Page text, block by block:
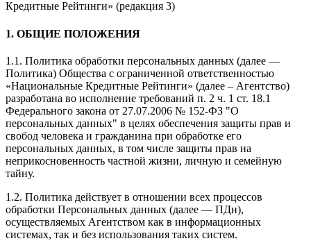
Кредитные Рейтинги» (редакция 3)
1. ОБЩИЕ ПОЛОЖЕНИЯ
1.1. Политика обработки персональных данных (далее —
Политика) Общества с ограниченной ответственностью
«Национальные Кредитные Рейтинги» (далее – Агентство)
разработана во исполнение требований п. 2 ч. 1 ст. 18.1
Федерального закона от 27.07.2006 № 152-ФЗ "О
персональных данных" в целях обеспечения защиты прав и
свобод человека и гражданина при обработке его
персональных данных, в том числе защиты прав на
неприкосновенность частной жизни, личную и семейную
тайну.
1.2. Политика действует в отношении всех процессов
обработки Персональных данных (далее — ПДн),
осуществляемых Агентством как в информационных
системах, так и без использования таких систем.